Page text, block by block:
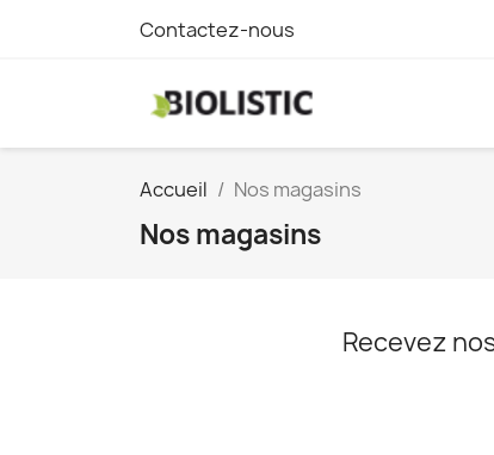
Contactez-nous
Accueil Nos magasins
Nos magasins
Recevez